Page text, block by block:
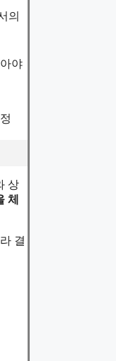
의
야
상
체
결